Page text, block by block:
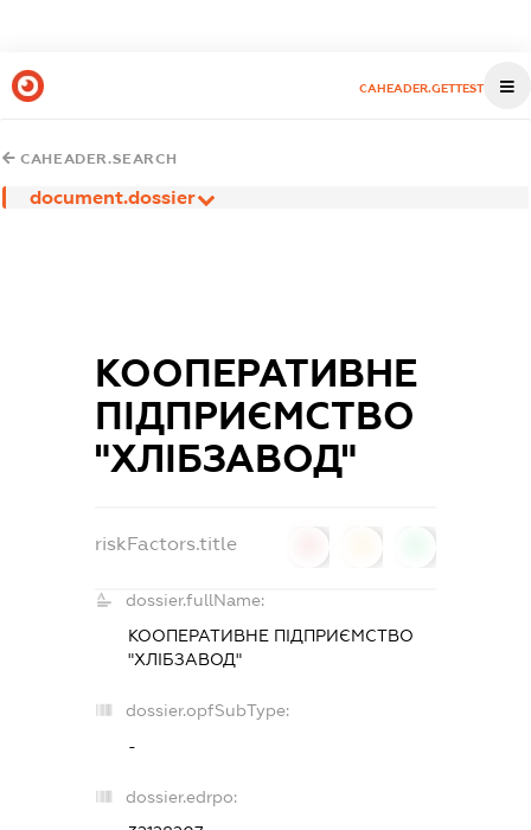
CAHEADER.GETTEST
CAHEADER.SEARCH
document.dossier
КООПЕРАТИВНЕ
ПІДПРИЄМСТВО
"ХЛІБЗАВОД"
riskFactors.title
dossier.fullName:
КООПЕРАТИВНЕ ПІДПРИЄМСТВО
"ХЛІБЗАВОД"
dossier.opfSubType:
-
dossier.edrpo: